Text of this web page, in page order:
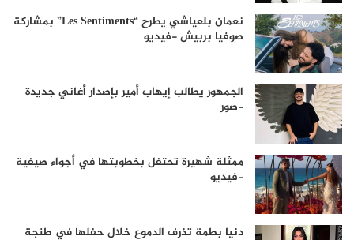
نعمان بلعياشي يطرح “Les Sentiments” بمشاركة
صوفيا بربيش -فيديو
الجمهور يطالب إيهاب أمير بإصدار أغاني جديدة
-صور
ممثلة شهيرة تحتفل بخطوبتها في أجواء صيفية
-فيديو
دنيا بطمة تذرف الدموع خلال حفلها في طنجة